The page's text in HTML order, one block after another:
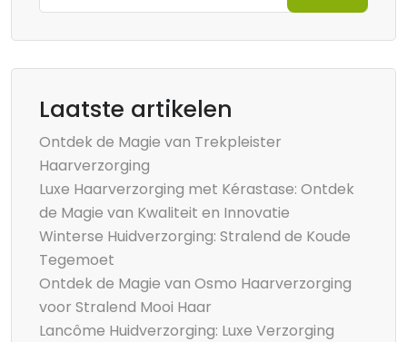
Laatste artikelen
Ontdek de Magie van Trekpleister
Haarverzorging
Luxe Haarverzorging met Kérastase: Ontdek
de Magie van Kwaliteit en Innovatie
Winterse Huidverzorging: Stralend de Koude
Tegemoet
Ontdek de Magie van Osmo Haarverzorging
voor Stralend Mooi Haar
Lancôme Huidverzorging: Luxe Verzorging